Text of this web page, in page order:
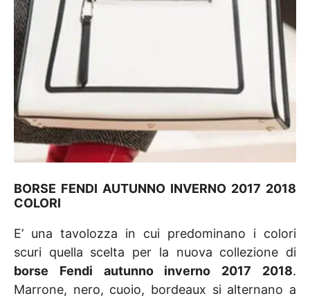
BORSE FENDI AUTUNNO INVERNO 2017 2018
COLORI
E’ una tavolozza in cui predominano i colori
scuri quella scelta per la nuova collezione di
borse Fendi autunno inverno 2017 2018.
Marrone, nero, cuoio, bordeaux si alternano a